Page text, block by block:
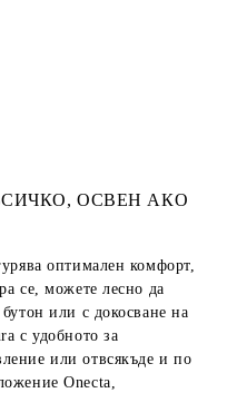
ОСВЕН АКО
оптимален комфорт,
се, можете лесно да
или с докосване на
с удобното за
или отвсякъде и по
Onecta,